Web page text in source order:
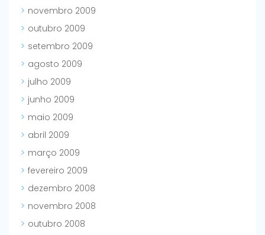
novembro 2009
outubro 2009
setembro 2009
agosto 2009
julho 2009
junho 2009
maio 2009
abril 2009
março 2009
fevereiro 2009
dezembro 2008
novembro 2008
outubro 2008